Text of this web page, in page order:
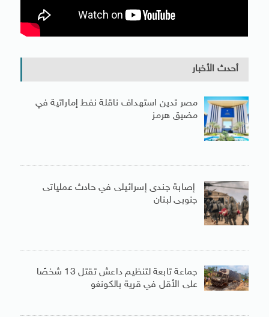
أحدث الأخبار
مصر تدين استهداف ناقلة نفط إماراتية في
مضيق هرمز
إصابة جندى إسرائيلى في حادث عملياتى
جنوبى لبنان
جماعة تابعة لتنظيم داعش تقتل 13 شخصًا
على الأقل في قرية بالكونغو